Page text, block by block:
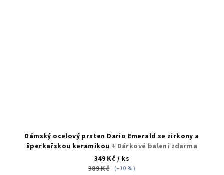
Dámský ocelový prsten Dario Emerald se zirkony a
šperkařskou keramikou + Dárkové balení zdarma
349 Kč / ks
389 Kč (–10 %)